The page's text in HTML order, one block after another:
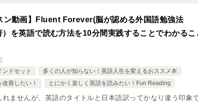
ン動画】Fluent Forever(脳が認める外国語勉強法
を英語で読む方法を10分間実践することでわかるこ
ドセット
多くの人が知らない！英語人生を変えるおススメ本
善したい！
とにかく楽しく英語を読みたい！Fun Reading
れませんが、英語のタイトルと日本語訳ってかなり違う印象